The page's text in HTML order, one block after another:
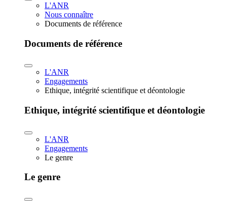
L'ANR
Nous connaître
Documents de référence
Documents de référence
L'ANR
Engagements
Ethique, intégrité scientifique et déontologie
Ethique, intégrité scientifique et déontologie
L'ANR
Engagements
Le genre
Le genre